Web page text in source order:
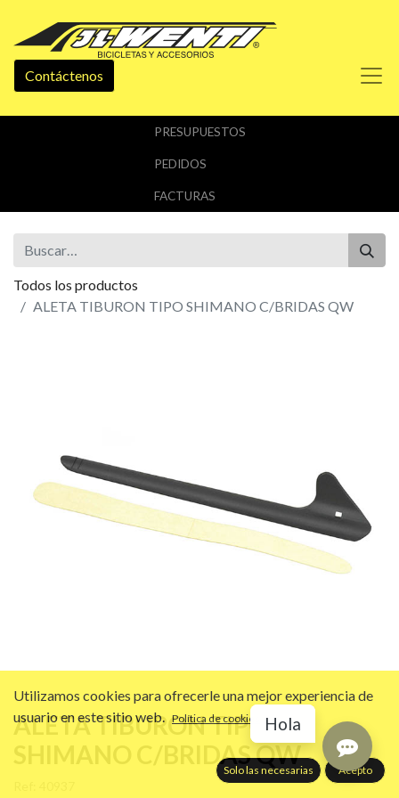
Contáctenos
PRESUPUESTOS
PEDIDOS
FACTURAS
Todos los productos
ALETA TIBURON TIPO SHIMANO C/BRIDAS QW
ALETA TIBURON TIPO
SHIMANO C/BRIDAS QW
Utilizamos cookies para ofrecerle una mejor experiencia de
usuario en este sitio web. Política de cookies
Solo las necesarias Acepto
Hola